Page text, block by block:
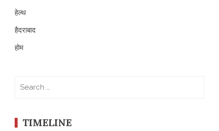
हेल्थ
हैदराबाद
होम
TIMELINE